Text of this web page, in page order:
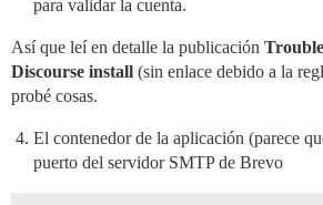
para validar la cuenta.
Así que leí en detalle la publicación
Discourse install (sin enlace debido a la
probé cosas.
El contenedor de la aplicación (parece
puerto del servidor SMTP de Brevo